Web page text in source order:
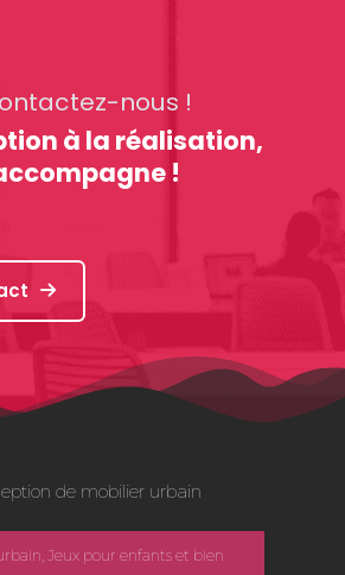
nous !
à la réalisation,
!
de mobilier urbain
Jeux pour enfants et bien